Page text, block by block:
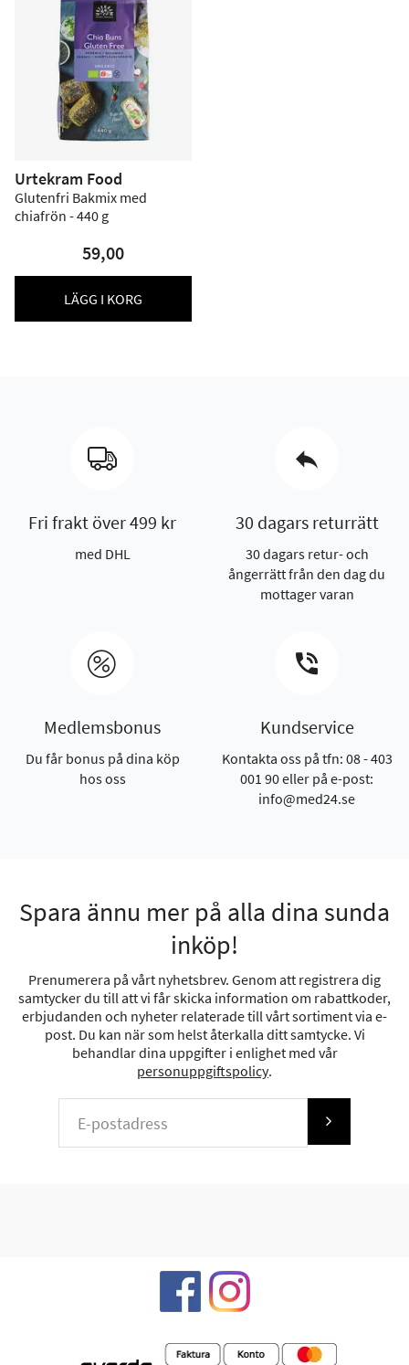
Urtekram Food
Glutenfri Bakmix med
chiafrön - 440 g
59,00
LÄGG I KORG
Fri frakt över 499 kr
med DHL
30 dagars returrätt
30 dagars retur- och
ångerrätt från den dag du
mottager varan
Medlemsbonus
Du får bonus på dina köp
hos oss
Kundservice
Kontakta oss på tfn: 08 - 403
001 90 eller på e-post:
info@med24.se
Spara ännu mer på alla dina sunda
inköp!
Prenumerera på vårt nyhetsbrev. Genom att registrera dig
samtycker du till att vi får skicka information om rabattkoder,
erbjudanden och nyheter relaterade till vårt sortiment via e-
post. Du kan när som helst återkalla ditt samtycke. Vi
behandlar dina uppgifter i enlighet med vår
personuppgiftspolicy.